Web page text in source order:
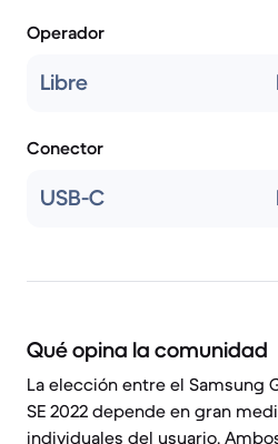
Operador
Libre
Conector
USB-C
Qué opina la comunidad
La elección entre el Samsung
SE 2022 depende en gran
individuales del usuario.